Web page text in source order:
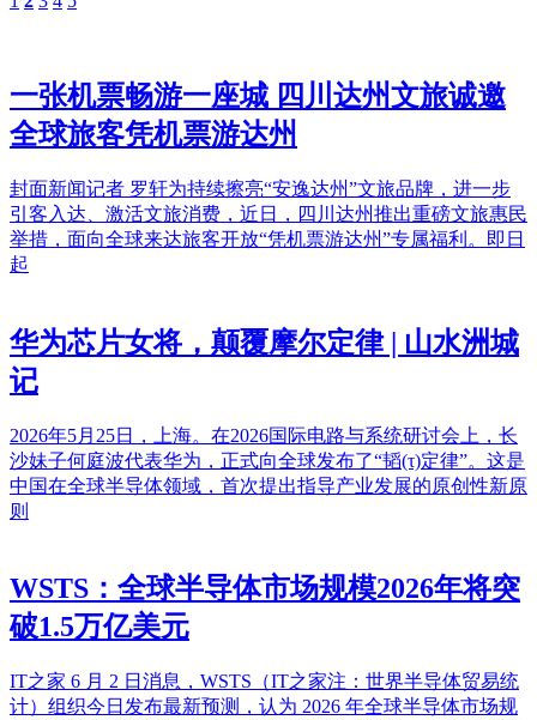
一张机票畅游一座城 四川达州文旅诚邀
全球旅客凭机票游达州
封面新闻记者 罗轩为持续擦亮“安逸达州”文旅品牌，进一步
引客入达、激活文旅消费，近日，四川达州推出重磅文旅惠民
举措，面向全球来达旅客开放“凭机票游达州”专属福利。即日
起
华为芯片女将，颠覆摩尔定律 | 山水洲城
记
2026年5月25日，上海。在2026国际电路与系统研讨会上，长
沙妹子何庭波代表华为，正式向全球发布了“韬(τ)定律”。这是
中国在全球半导体领域，首次提出指导产业发展的原创性新原
则
WSTS：全球半导体市场规模2026年将突
破1.5万亿美元
IT之家 6 月 2 日消息，WSTS（IT之家注：世界半导体贸易统
计）组织今日发布最新预测，认为 2026 年全球半导体市场规